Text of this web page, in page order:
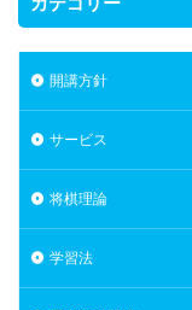
開講方針
サービス
将棋理論
学習法